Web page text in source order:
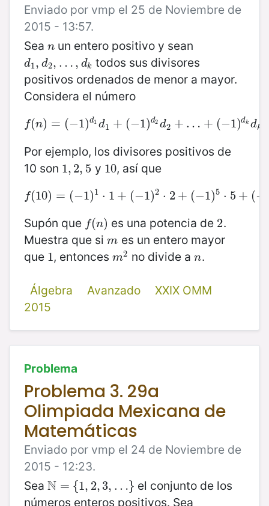
Enviado por vmp el 25 de Noviembre de
2015 - 13:57.
Sea n
n un entero positivo y sean
d1, d2, … , dk
d1, d2, …, dk
todos sus divisores
positivos ordenados de menor a mayor.
Considera el número
f(n) = (−1)d1 d1 + (−1)d2 d2 + … + (−1)dk dk
f( n)=(−1)d1d 1+ −1)d2d2 +… + ( −1 )dkdk.
Por ejemplo, los divisores positivos de
10 son 1, 2, 5
1,2,5 y 10
10, así que
f(10) = (−1)1 ⋅ 1 + (−1)2 ⋅ 2 + (−1)5 ⋅ 5 + (−
f( 10)=(−1 )1⋅1 +(−1)2⋅ 2+( −1)5⋅5 + (−1 10
Supón que f(n)
f(n) es una potencia de 2
2.
Muestra que si m
m es un entero mayor
que 1
1, entoncesm2
m2 no divide an
n.
Álgebra Avanzado
XXIX OMM
2015
Problema
Problema 3. 29a
Olimpiada Mexicana de
Matemáticas
Enviado por vmp el 24 de Noviembre de
2015 - 12:23.
Sea N = { 1, 2, 3, … }
N={1 ,2,3,…}
el conjunto de los
números enteros positivos. Sea